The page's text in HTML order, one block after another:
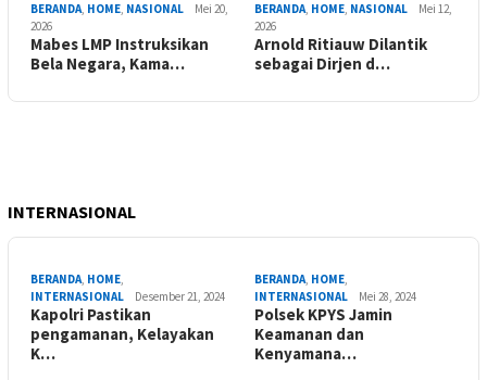
BERANDA, HOME, NASIONAL
Mei 20,
2026
Mabes LMP Instruksikan
Bela Negara, Kama…
BERANDA, HOME, NASIONAL
Mei 12,
2026
Arnold Ritiauw Dilantik
sebagai Dirjen d…
INTERNASIONAL
BERANDA, HOME,
INTERNASIONAL
Desember 21, 2024
Kapolri Pastikan
pengamanan, Kelayakan
K…
BERANDA, HOME,
INTERNASIONAL
Mei 28, 2024
Polsek KPYS Jamin
Keamanan dan
Kenyamana…